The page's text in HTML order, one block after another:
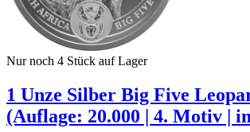
Nur noch 4 Stück auf Lager
1 Unze Silber Big Five
(Auflage: 20.000 | 4. Motiv |